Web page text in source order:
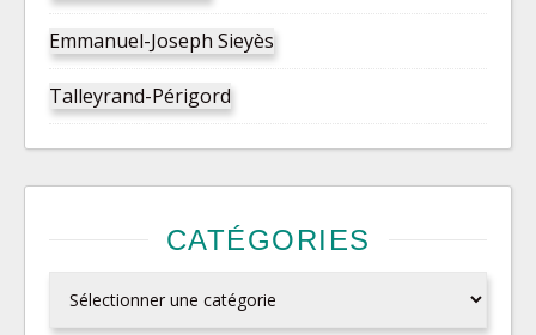
Emmanuel-Joseph Sieyès
Talleyrand-Périgord
CATÉGORIES